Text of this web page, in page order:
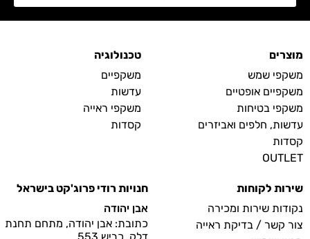
מוצרים
משקפי שמש
משקפיים אופטיים
משקפי בטיחות
עדשות, חלפים ואביזרים
קסדות
OUTLET
טכנולוגיה
משקפיים
עדשות
משקפי ראייה
קסדות
שירות לקוחות
נקודות שירות ומכירה
צור קשר / בדיקת ראייה
חנויות רודי פרוג'קט בישראל
אבן יהודה
כתובת: אבן יהודה, מתחם תחנת